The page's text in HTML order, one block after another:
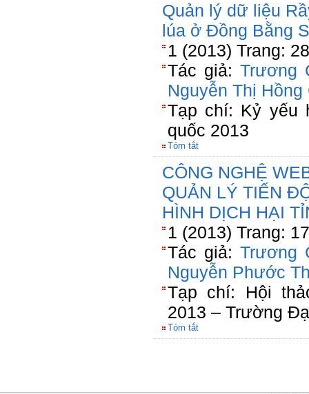
Quản lý dữ liệu
lúa ở Đồng Bằng
1 (2013) Trang:
Tác giả: Trương
Nguyễn Thị Hồng
Tạp chí: Kỷ yếu
quốc 2013
Tóm tắt
CÔNG NGHỆ
QUẢN LÝ TIẾN
HÌNH DỊCH HẠI
1 (2013) Trang:
Tác giả: Trương
Nguyễn Phước
Tạp chí: Hội
2013 – Trường
Tóm tắt